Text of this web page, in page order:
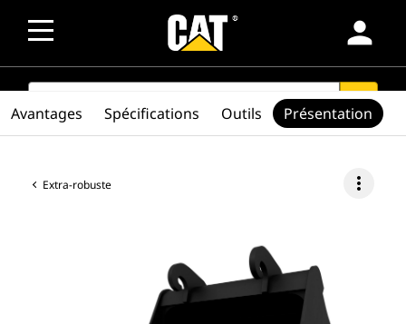
person
SEARCH search
Extra-robuste more_vert
Avantages Spécifications Outils Présentation